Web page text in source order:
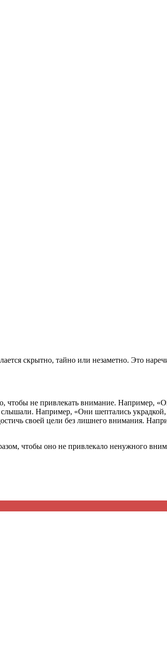
скрытно, тайно или незаметно. Это
чтобы не привлекать внимание. Например,
слышали. Например, «Они шептались
своей цели без лишнего внимания.
чтобы оно не привлекало ненужного